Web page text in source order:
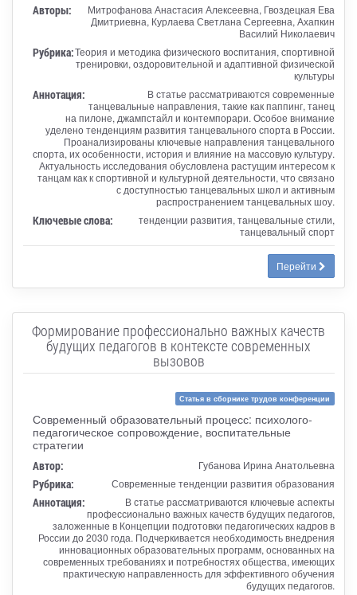
Авторы:
Митрофанова Анастасия Алексеевна, Гвоздецкая Ева
Дмитриевна, Курлаева Светлана Сергеевна, Ахапкин
Василий Николаевич
Рубрика:Теория и методика физического воспитания, спортивной
тренировки, оздоровительной и адаптивной физической
культуры
Аннотация:
В статье рассматриваются современные
танцевальные направления, такие как паппинг, танец
на пилоне, джампстайл и контемпорари. Особое внимание
уделено тенденциям развития танцевального спорта в России.
Проанализированы ключевые направления танцевального
спорта, их особенности, история и влияние на массовую культуру.
Актуальность исследования обусловлена растущим интересом к
танцам как к спортивной и культурной деятельности, что связано
с доступностью танцевальных школ и активным
распространением танцевальных шоу.
Ключевые слова:
тенденции развития, танцевальные стили,
танцевальный спорт
Перейти
Формирование профессионально важных качеств
будущих педагогов в контексте современных
вызовов
Статья в сборнике трудов конференции
Современный образовательный процесс: психолого-
педагогическое сопровождение, воспитательные
стратегии
Автор: Губанова Ирина Анатольевна
Рубрика: Современные тенденции развития образования
Аннотация:
В статье рассматриваются ключевые аспекты
профессионально важных качеств будущих педагогов,
заложенные в Концепции подготовки педагогических кадров в
России до 2030 года. Подчеркивается необходимость внедрения
инновационных образовательных программ, основанных на
современных требованиях и потребностях общества, имеющих
практическую направленность для эффективного обучения
будущих педагогов.